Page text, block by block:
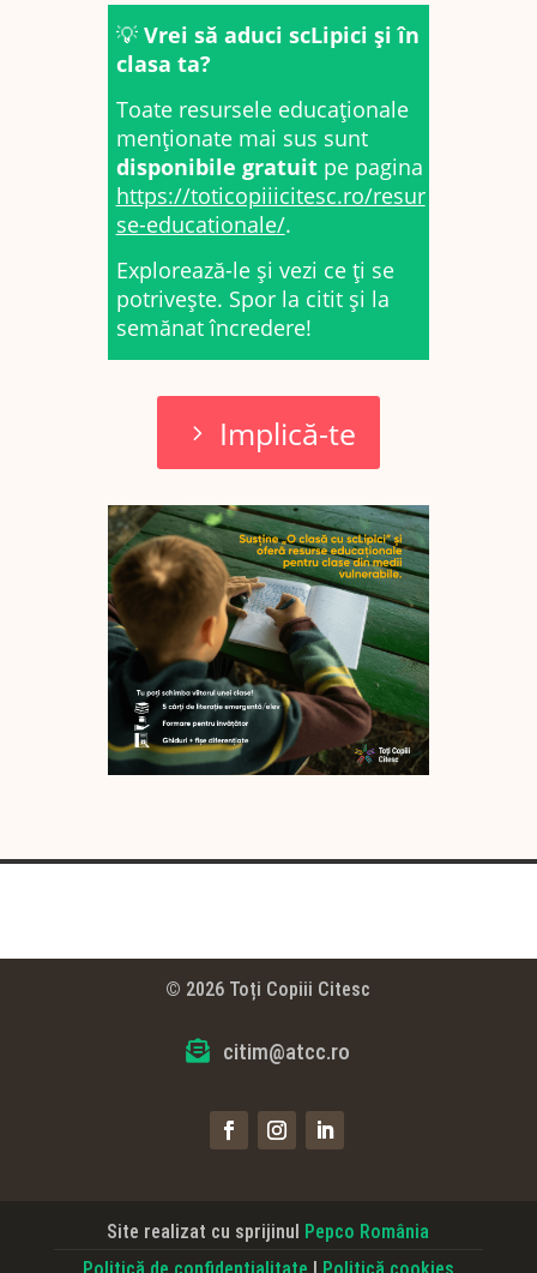
💡 Vrei să aduci scLipici și în
clasa ta?
Toate resursele educaționale
menționate mai sus sunt
disponibile gratuitpe pagina
https://toticopiiicitesc.ro/resur
se-educationale/.
Explorează-le și vezi ce ți se
potrivește. Spor la citit și la
semănat încredere!
Implică-te
© 2026 Toți Copiii Citesc
 citim@atcc.ro
Site realizat cu sprijinul
Pepco România